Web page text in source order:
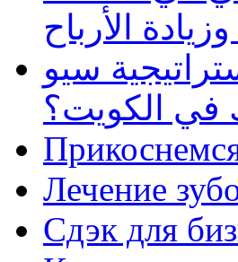
الأرباح
سيو
في الكويت؟
Лечение
Сдэк для